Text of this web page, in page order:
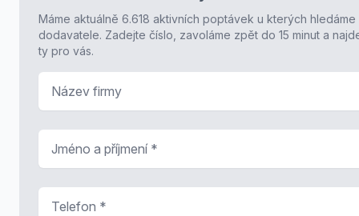
Máme aktuálně 6.618 aktivních poptávek u kterých hledáme
dodavatele. Zadejte číslo, zavoláme zpět do 15 minut a
ty pro vás.